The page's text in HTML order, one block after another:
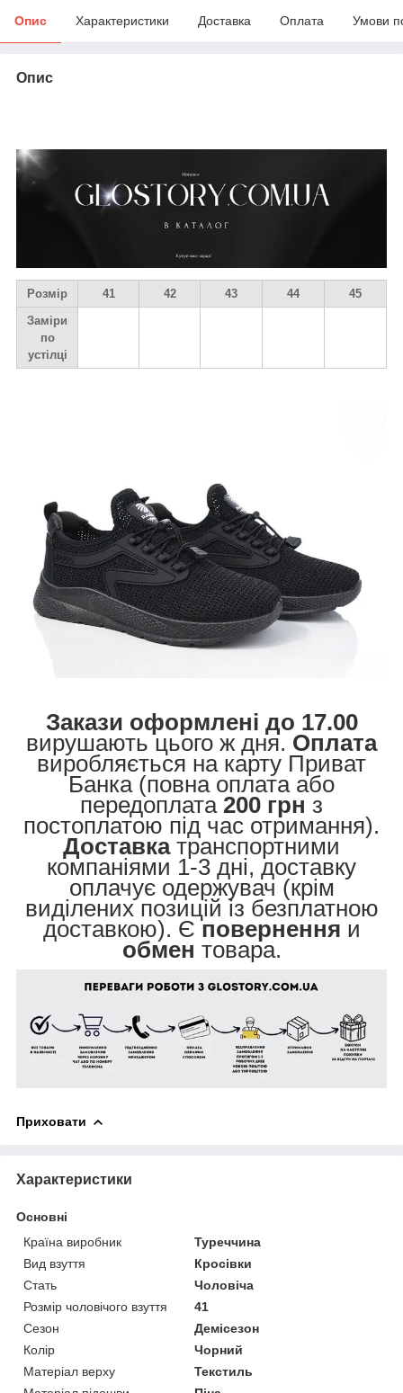
Опис Характеристики Доставка Оплата Умови
Опис
Розмір 41 42 43 44
45
Заміри
по
устілці
Закази оформлені до 17.00
вирушають цього ж дня. Оплата
виробляється на карту Приват
Банка (повна оплата або
передоплата200 грн з
постоплатою під час отримання).
Доставкатранспортними
компаніями 1-3 дні, доставку
оплачує одержувач (крім
виділених позицій із безплатною
доставкою). Єповернення и
обмен товара.
Приховати
Характеристики
Основні
Країна виробник
Туреччина
Вид взуття
Кросівки
Стать
Чоловіча
Розмір чоловічого взуття
41
Сезон
Демісезон
Колір
Чорний
Матеріал верху
Текстиль